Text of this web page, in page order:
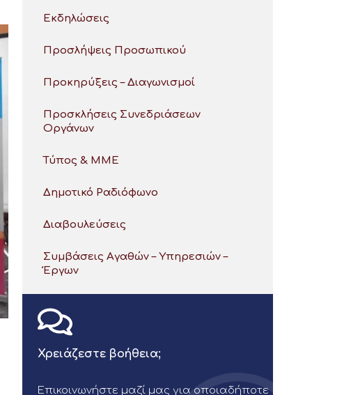
Εκδηλώσεις
Προσλήψεις Προσωπικού
Προκηρύξεις – Διαγωνισμοί
Προσκλήσεις Συνεδριάσεων
Οργάνων
Τύπος & ΜΜΕ
Δημοτικό Ραδιόφωνο
Διαβουλεύσεις
Συμβάσεις Αγαθών – Υπηρεσιών –
Έργων
Χρειάζεστε βοήθεια;
Επικοινωνήστε μαζί μας για οποιαδήποτε